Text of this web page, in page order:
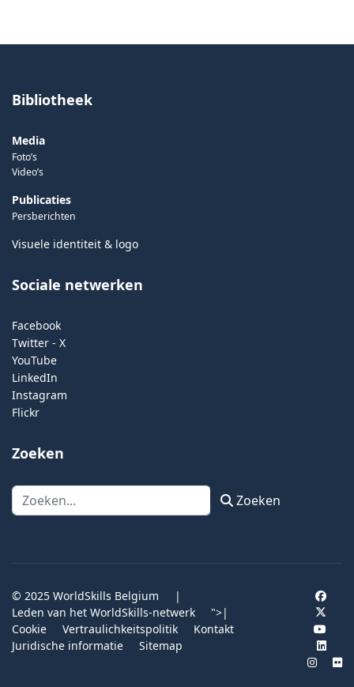
Bibliotheek
Media
Foto’s
Video’s
Publicaties
Persberichten
Visuele identiteit & logo
Sociale netwerken
Facebook
Twitter - X
YouTube
LinkedIn
Instagram
Flickr
Zoeken
Zoeken Zoeken
© 2025 WorldSkills Belgium
|
Leden van het WorldSkills-netwerk
">|
Cookie
Vertraulichkeitspolitik
Kontakt
Juridische informatie
Sitemap